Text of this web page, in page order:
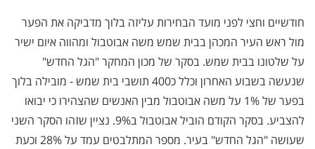
חודשיים וחצי לפני מועד הבחירות עליזה בלוך מדביקה את הפער
מול ראש העיר המכהן בבית שמש משה אבוטבול ומהווה איום ישיר
על שלטונו בבית שמש. בסקר של מכון המחקר "הגל החדש"
שנעשה בשבוע האחרון וכלל כ400 תושבי בית שמש - מובילה בלוך
בפער של 1% על משה אבוטבול מבין האנשים שהצהירו כי יבואו
להצביע. בסקר הקודם הוביל אבוטבול ב9%. נציין שזהו הסקר השני
שעושה "הגל החדש" בעיר. מספר המתלבטים עמד על 28% וכעת